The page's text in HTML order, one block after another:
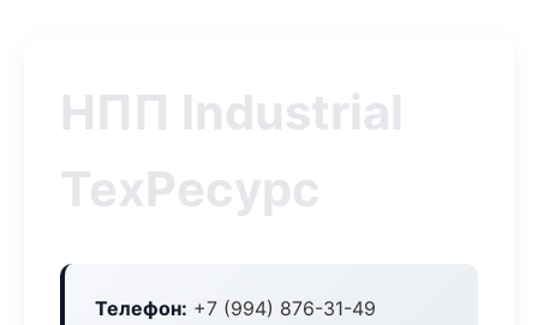
НПП Industrial
ТехРесурс
Телефон: +7 (994) 876-31-49